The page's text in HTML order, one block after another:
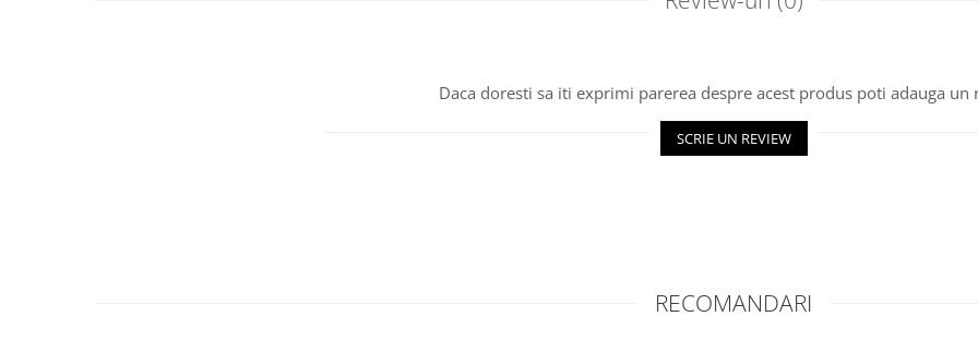
Daca doresti sa iti exprimi parerea despre acest produs poti adauga un
SCRIE UN REVIEW
RECOMANDARI